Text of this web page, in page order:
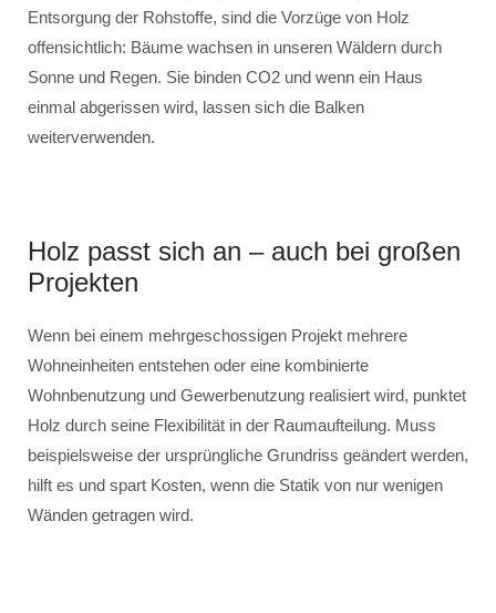
Entsorgung der Rohstoffe, sind die Vorzüge von Holz
offensichtlich: Bäume wachsen in unseren Wäldern durch
Sonne und Regen. Sie binden CO2 und wenn ein Haus
einmal abgerissen wird, lassen sich die Balken
weiterverwenden.
Holz passt sich an – auch bei großen
Projekten
Wenn bei einem mehrgeschossigen Projekt mehrere
Wohneinheiten entstehen oder eine kombinierte
Wohnbenutzung und Gewerbenutzung realisiert wird, punktet
Holz durch seine Flexibilität in der Raumaufteilung. Muss
beispielsweise der ursprüngliche Grundriss geändert werden,
hilft es und spart Kosten, wenn die Statik von nur wenigen
Wänden getragen wird.